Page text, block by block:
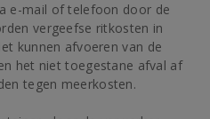
e-mail of telefoon door de
vergeefse ritkosten in
kunnen afvoeren van de
het niet toegestane afval af
tegen meerkosten.